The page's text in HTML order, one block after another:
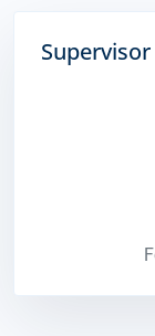
Supervisor